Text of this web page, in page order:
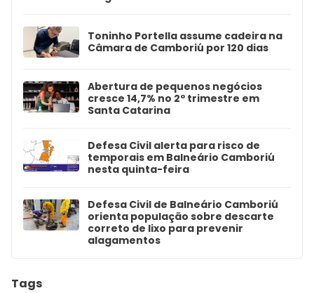
Toninho Portella assume cadeira na
Câmara de Camboriú por 120 dias
Abertura de pequenos negócios
cresce 14,7% no 2º trimestre em
Santa Catarina
Defesa Civil alerta para risco de
temporais em Balneário Camboriú
nesta quinta-feira
Defesa Civil de Balneário Camboriú
orienta população sobre descarte
correto de lixo para prevenir
alagamentos
Tags